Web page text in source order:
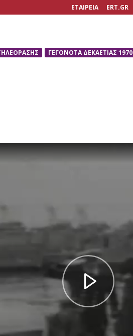
ΕΤΑΙΡΕΙΑ ERT.GR
ΓΕΓΟΝΟΤΑ ΔΕΚΑΕΤΙΑΣ 1970